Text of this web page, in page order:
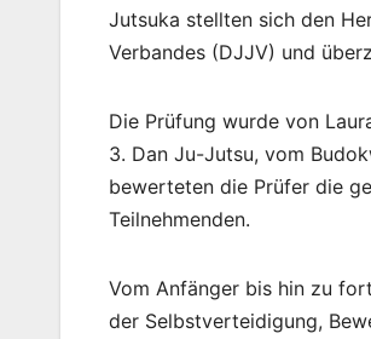
Jutsuka stellten sich den
Verbandes (DJJV) und
Die Prüfung wurde von
3. Dan Ju-Jutsu, vom
bewerteten die Prüfer die
Teilnehmenden.
Vom Anfänger bis hin zu
der Selbstverteidigung,